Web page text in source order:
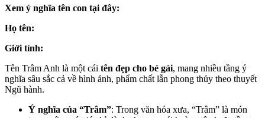
Xem ý nghĩa tên con tại đây:
Họ tên:
Giới tính:
Tên Trâm Anh là một cái tên đẹp cho bé gái, mang nhiều tầng ý
nghĩa sâu sắc cả về hình ảnh, phẩm chất lẫn phong thủy theo thuyết
Ngũ hành.
Ý nghĩa của “Trâm”: Trong văn hóa xưa, “Trâm” là món